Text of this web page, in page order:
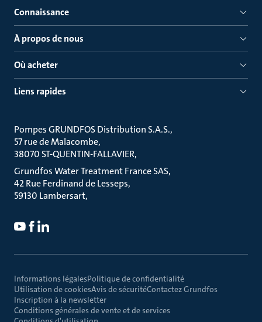
Connaissance
À propos de nous
Où acheter
Liens rapides
Pompes GRUNDFOS Distribution S.A.S.
57 rue de Malacombe
38070 ST-QUENTIN-FALLAVIER
Grundfos Water Treatment France SAS
42 Rue Ferdinand de Lesseps
59130 Lambersart
Informations légalesPolitique de confidentialité
Utilisation de cookiesAvis de sécuritéContactez Grundfos
Inscription à la newsletter
Conditions générales de vente et de services